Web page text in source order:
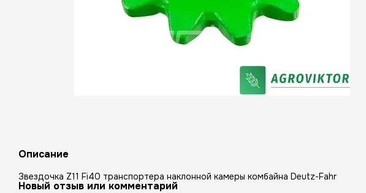
Описание
Звездочка Z11 Fi40 транспортера наклонной камеры комбайна Deutz-Fahr
Новый отзыв или комментарий